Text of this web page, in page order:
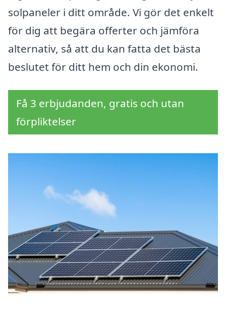
solpaneler i ditt område. Vi gör det enkelt
för dig att begära offerter och jämföra
alternativ, så att du kan fatta det bästa
beslutet för ditt hem och din ekonomi.
Få 3 erbjudanden, gratis och utan
förpliktelser